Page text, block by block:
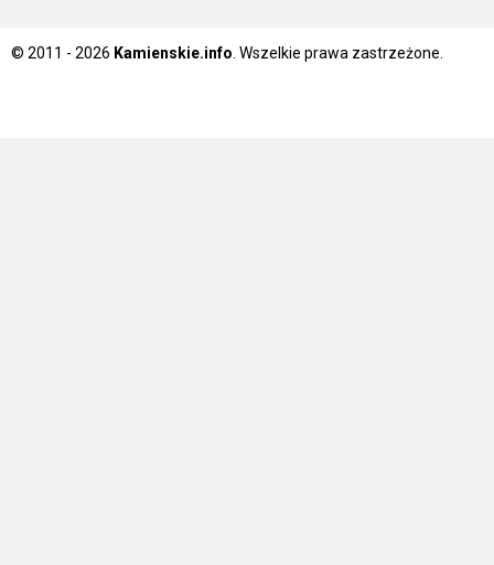
© 2011 - 2026 Kamienskie.info . Wszelkie prawa zastrzeżone.